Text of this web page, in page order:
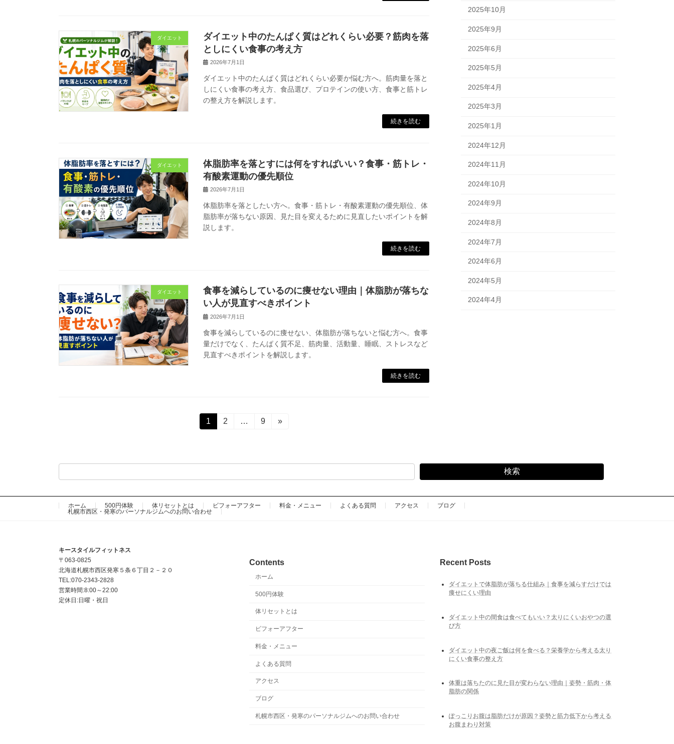
ダイエット
ダイエット中のたんぱく質はどれくらい必要？筋肉を落
としにくい食事の考え方
2026年7月1日
ダイエット中のたんぱく質はどれくらい必要か悩む方へ。筋肉量を落と
しにくい食事の考え方、食品選び、プロテインの使い方、食事と筋トレ
の整え方を解説します。
続きを読む
ダイエット
体脂肪率を落とすには何をすればいい？食事・筋トレ・
有酸素運動の優先順位
2026年7月1日
体脂肪率を落としたい方へ。食事・筋トレ・有酸素運動の優先順位、体
脂肪率が落ちない原因、見た目を変えるために見直したいポイントを解
説します。
続きを読む
ダイエット
食事を減らしているのに痩せない理由｜体脂肪が落ちな
い人が見直すべきポイント
2026年7月1日
食事を減らしているのに痩せない、体脂肪が落ちないと悩む方へ。食事
量だけでなく、たんぱく質不足、筋肉量、活動量、睡眠、ストレスなど
見直すべきポイントを解説します。
続きを読む
稿
の
ペ
ジ
送
り
固
定
ジ
1
固
ジ
2 …
固
ジ
9 »
2025年10月
2025年9月
2025年6月
2025年5月
2025年4月
2025年3月
2025年1月
2024年12月
2024年11月
2024年10月
2024年9月
2024年8月
2024年7月
2024年6月
2024年5月
2024年4月
検索
ホーム 500円体験 体リセットとは ビフォーアフター 料金・メニュー よくある質問 アクセス
ブログ
札幌市西区・発寒のパーソナルジムへのお問い合わせ
キースタイルフィットネス
〒063-0825
北海道札幌市西区発寒５条６丁目２－２０
TEL:070-2343-2828
営業時間:8:00～22:00
定休日:日曜・祝日
Contents
ホーム
500円体験
体リセットとは
ビフォーアフター
料金・メニュー
よくある質問
アクセス
ブログ
札幌市西区・発寒のパーソナルジムへのお問い合わせ
Recent Posts
ダイエットで体脂肪が落ちる仕組み｜食事を減らすだけでは
痩せにくい理由
ダイエット中の間食は食べてもいい？太りにくいおやつの選
び方
ダイエット中の夜ご飯は何を食べる？栄養学から考える太り
にくい食事の整え方
体重は落ちたのに見た目が変わらない理由｜姿勢・筋肉・体
脂肪の関係
ぽっこりお腹は脂肪だけが原因？姿勢と筋力低下から考える
お腹まわり対策